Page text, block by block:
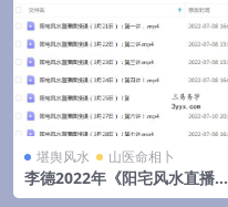
堪舆风水 山医命相卜
李德2022年《阳宅风水直播课
程》视频11集 百度云下载！